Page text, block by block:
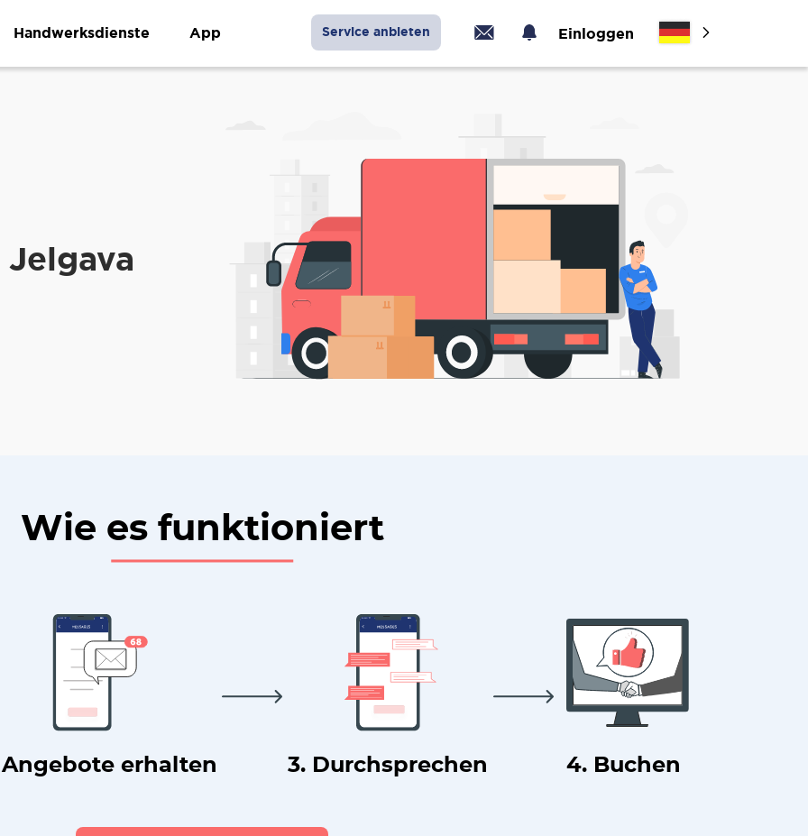
Handwerksdienste App Service anbieten Einloggen
Wie es funktioniert
Angebote erhalten 3. Durchsprechen 4. Buchen